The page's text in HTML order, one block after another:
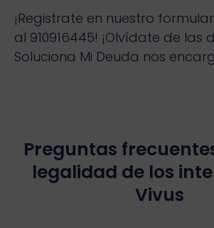
¡Registrate en nuestro
al 910916445! ¡Olvídate de las
Soluciona Mi Deuda nos
Preguntas
legalidad de los
Vivus